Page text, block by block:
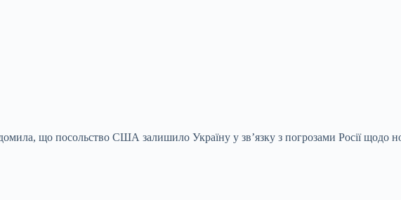
що посольство США залишило Україну у зв’язку з погрозами Росії щодо